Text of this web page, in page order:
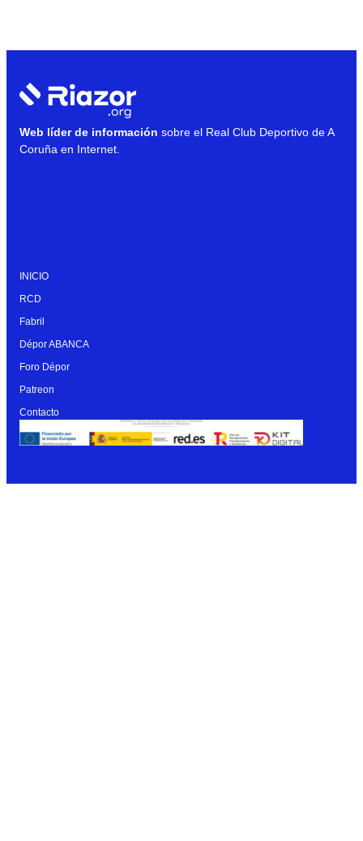
Web líder de información sobre el Real Club Deportivo de A
Coruña en Internet.
INICIO
RCD
Fabril
Dépor ABANCA
Foro Dépor
Patreon
Contacto